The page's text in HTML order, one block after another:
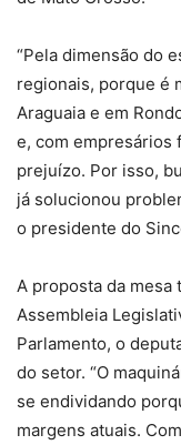
“Pela dimensão do
regionais, porque é
Araguaia e em
e, com empresários
prejuízo. Por isso,
já solucionou
o presidente do
A proposta da
Assembleia
Parlamento, o
do setor. “O
se endividando
margens atuais.